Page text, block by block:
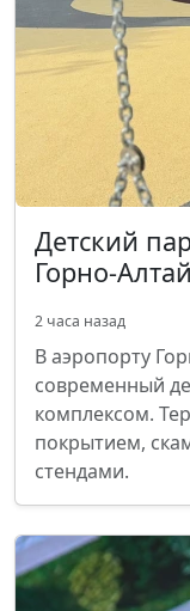
Детский
Горно-
2 часа назад
В аэропорту
современный
комплексом.
покрытием,
стендами.